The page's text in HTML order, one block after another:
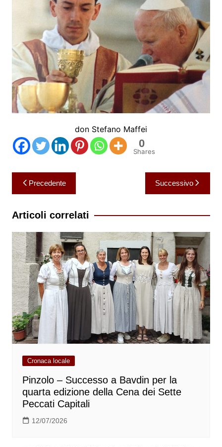
don Stefano Maffei
0
Shares
Navigazione
articoli
Precedente Successivo
Articoli correlati
Cronaca locale
Pinzolo – Successo a Bavdin per la
quarta edizione della Cena dei Sette
Peccati Capitali
12/07/2026